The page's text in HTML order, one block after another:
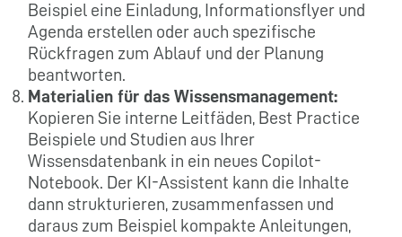
Beispiel eine Einladung, Informationsflyer und
Agenda erstellen oder auch spezifische
Rückfragen zum Ablauf und der Planung
beantworten.
Materialien für das Wissensmanagement:
Kopieren Sie interne Leitfäden, Best Practice
Beispiele und Studien aus Ihrer
Wissensdatenbank in ein neues Copilot-
Notebook. Der KI-Assistent kann die Inhalte
dann strukturieren, zusammenfassen und
daraus zum Beispiel kompakte Anleitungen,